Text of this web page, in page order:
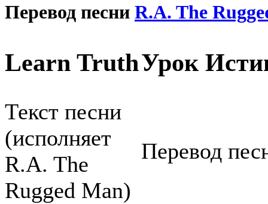
Перевод песни R.A. The
Learn TruthУрок
Текст песни
(исполняет
R.A. The
Rugged Man)
Перевод